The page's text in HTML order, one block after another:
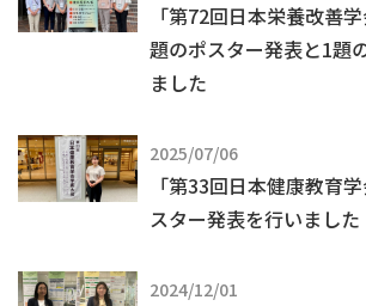
「第72回日本栄養改善
題のポスター発表と1題
ました
2025/07/06
「第33回日本健康教育
スター発表を行いました
2024/12/01